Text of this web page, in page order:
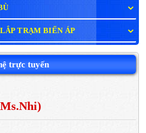
TRẠM BIẾN ÁP
trực tuyến